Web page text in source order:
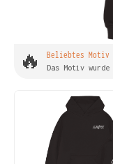
🔥 Beliebtes Motiv
Das Motiv